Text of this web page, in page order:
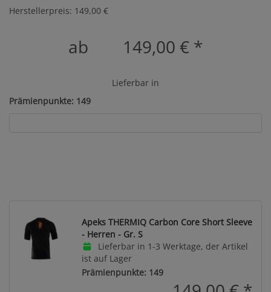
Herstellerpreis: 149,00 €
ab 149,00 € *
Lieferbar in
Prämienpunkte: 149
Apeks THERMIQ Carbon Core Short Sleeve
- Herren - Gr. S
Lieferbar in 1-3 Werktage, der Artikel
ist auf Lager
Prämienpunkte: 149